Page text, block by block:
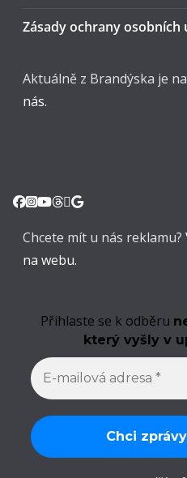
Zásady ochrany osobních
Aktuálně z Brandýska je na
nás.
Chcete mít u nás reklamu?
na webu.
Přihlaste se k odběru
který vyšly v